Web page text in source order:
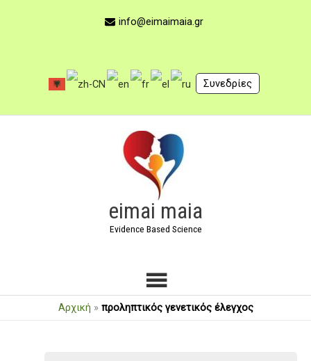
info@eimaimaia.gr
Συνεδρίες
eimai maia
Evidence Based Science
Κύριο
Μενού
Αρχική » προληπτικός γενετικός έλεγχος